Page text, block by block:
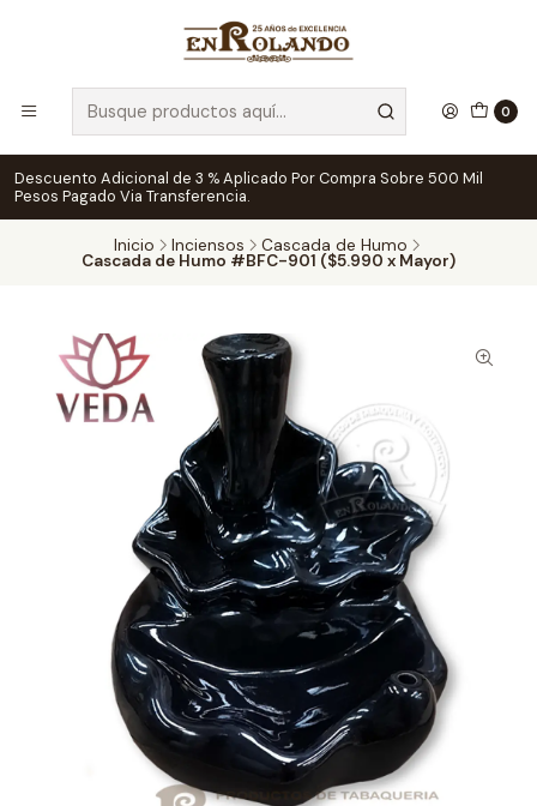
0
Descuento Adicional de 3 % Aplicado Por Compra Sobre 500 Mil
Pesos Pagado Via Transferencia.
Inicio Inciensos Cascada de Humo
Cascada de Humo #BFC-901 ($5.990 x Mayor)